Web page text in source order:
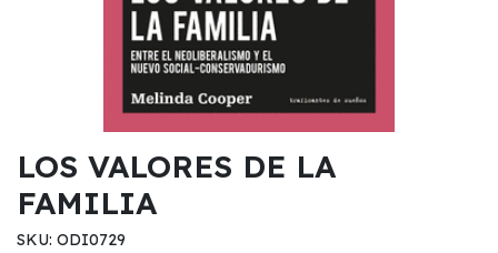
LOS VALORES DE LA
FAMILIA
SKU: ODI0729